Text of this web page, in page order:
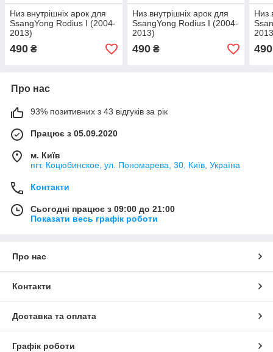
Низ внутрішніх арок для
SsangYong Rodius I (2004-
2013)
490 ₴
Низ внутрішніх арок для
SsangYong Rodius I (2004-
2013)
490₴
Низ
490
Про нас
93% позитивних з 43 відгуків за рік
Працює з 05.09.2020
м. Київ
пгт. Коцюбинское, ул. Пономарева, 30, Київ, Україна
Контакти
Сьогодні працює з 09:00 до 21:00
Показати весь графік роботи
Про нас
Контакти
Доставка та оплата
Графік роботи